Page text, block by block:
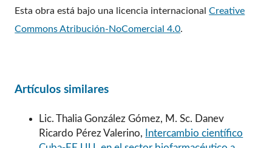
Esta obra está bajo una licencia internacionalCreative
Commons Atribución-NoComercial 4.0.
Artículos similares
Lic. Thalia González Gómez, M. Sc. Danev
Ricardo Pérez Valerino,
Intercambio científico